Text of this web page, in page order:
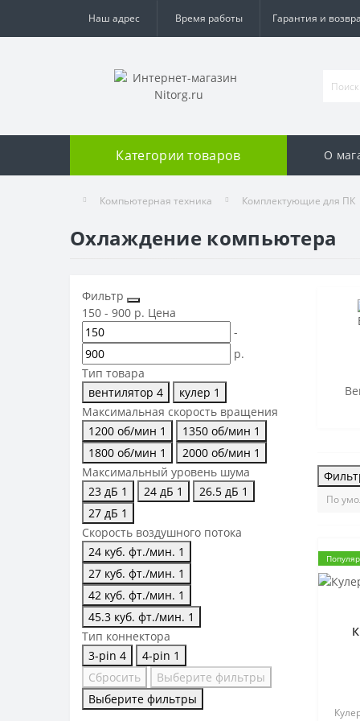
Наш адрес Время работы Гарантия и
Категории товаров О
Компьютерная техника Комплектующие для ПК
Охлаждение компьютера
Фильтр
150 - 900 р. Цена
-
р.
Тип товара
вентилятор 4 кулер 1
Максимальная скорость вращения
1200 об/мин 1 1350 об/мин 1
1800 об/мин 1 2000 об/мин 1
Максимальный уровень шума
23 дБ 1 24 дБ 1 26.5 дБ 1
27 дБ 1
Скорость воздушного потока
24 куб. фт./мин. 1
27 куб. фт./мин. 1
42 куб. фт./мин. 1
45.3 куб. фт./мин. 1
Тип коннектора
3-pin 4 4-pin 1
Сбросить
Выберите фильтры
Выберите фильтры